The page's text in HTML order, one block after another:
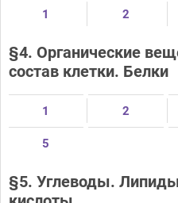
1 2
§4. Органические
состав клетки. Белки
1 2
5
§5. Углеводы.